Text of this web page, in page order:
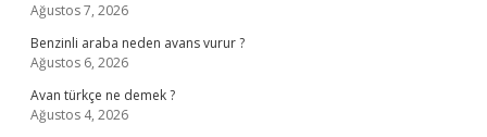
Ağustos 7, 2026
Benzinli araba neden avans vurur ?
Ağustos 6, 2026
Avan türkçe ne demek ?
Ağustos 4, 2026